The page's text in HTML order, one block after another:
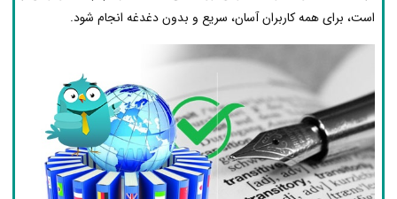
است، برای همه کاربران آسان، سریع و بدون دغدغه انجام شود.